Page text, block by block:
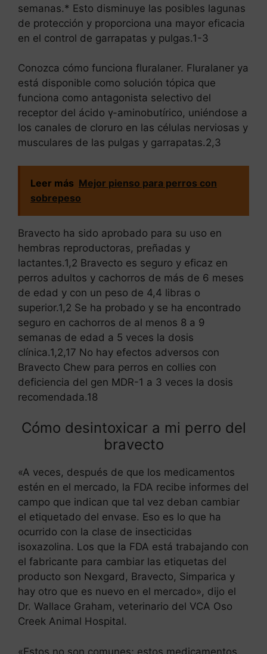
semanas.* Esto disminuye las posibles lagunas
de protección y proporciona una mayor eficacia
en el control de garrapatas y pulgas.1-3
Conozca cómo funciona fluralaner. Fluralaner ya
está disponible como solución tópica que
funciona como antagonista selectivo del
receptor del ácido γ-aminobutírico, uniéndose a
los canales de cloruro en las células nerviosas y
musculares de las pulgas y garrapatas.2,3
Leer más Mejor pienso para perros con
sobrepeso
Bravecto ha sido aprobado para su uso en
hembras reproductoras, preñadas y
lactantes.1,2 Bravecto es seguro y eficaz en
perros adultos y cachorros de más de 6 meses
de edad y con un peso de 4,4 libras o
superior.1,2 Se ha probado y se ha encontrado
seguro en cachorros de al menos 8 a 9
semanas de edad a 5 veces la dosis
clínica.1,2,17 No hay efectos adversos con
Bravecto Chew para perros en collies con
deficiencia del gen MDR-1 a 3 veces la dosis
recomendada.18
Cómo desintoxicar a mi perro del
bravecto
«A veces, después de que los medicamentos
estén en el mercado, la FDA recibe informes del
campo que indican que tal vez deban cambiar
el etiquetado del envase. Eso es lo que ha
ocurrido con la clase de insecticidas
isoxazolina. Los que la FDA está trabajando con
el fabricante para cambiar las etiquetas del
producto son Nexgard, Bravecto, Simparica y
hay otro que es nuevo en el mercado», dijo el
Dr. Wallace Graham, veterinario del VCA Oso
Creek Animal Hospital.
«Estos no son comunes; estos medicamentos